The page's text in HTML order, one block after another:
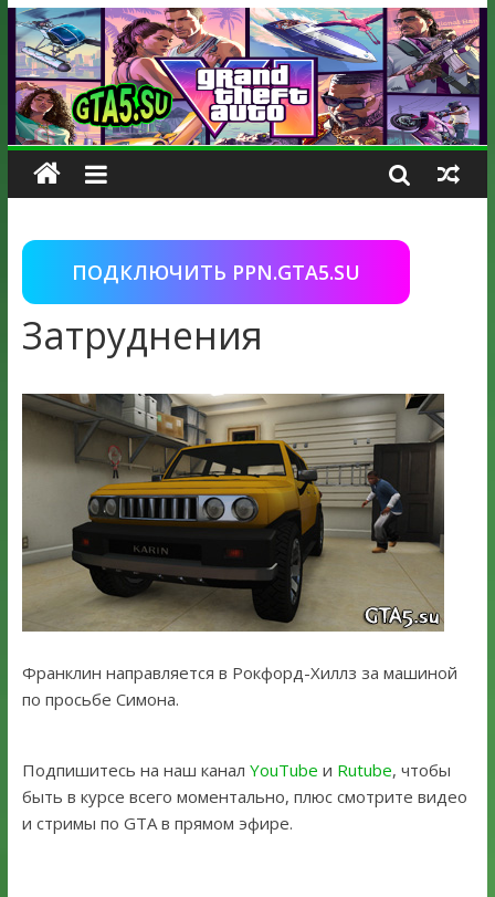
ПОДКЛЮЧИТЬ PPN.GTA5.SU
Затруднения
Франклин направляется в Рокфорд-Хиллз за машиной
по просьбе Симона.
Подпишитесь на наш канал YouTube и Rutube, чтобы
быть в курсе всего моментально, плюс смотрите видео
и стримы по GTA в прямом эфире.